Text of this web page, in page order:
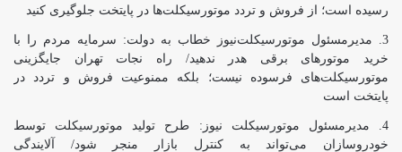
رسیده است؛ از فروش و تردد موتورسیکلت‌ها در پایتخت جلوگیری کنید
مدیرمسئول موتورسیکلت‌نیوز خطاب به دولت: سرمایه مردم را با
خرید موتورهای برقی هدر ندهید/ راه نجات تهران جایگزینی
موتورسیکلت‌های فرسوده نیست؛ بلکه ممنوعیت فروش و تردد در
پایتخت است
مدیرمسئول موتورسیکلت نیوز: طرح تولید موتورسیکلت توسط
خودروسازان می‌تواند به کنترل بازار منجر شود/ آلایندگی